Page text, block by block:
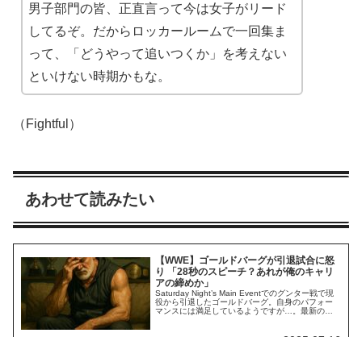
男子部門の皆、正直言って今は女子がリード
してるぞ。だからロッカールームで一回集ま
って、「どうやって追いつくか」を考えない
といけない時期かもな。
（Fightful）
あわせて読みたい
【WWE】ゴールドバーグが引退試合に怒
り 「28秒のスピーチ？あれが俺のキャリ
アの締めか」
Saturday Night’s Main Eventでのグンター戦で現
役から引退したゴールドバーグ。自身のパフォー
マンスには満足しているようですが…。最新のイ